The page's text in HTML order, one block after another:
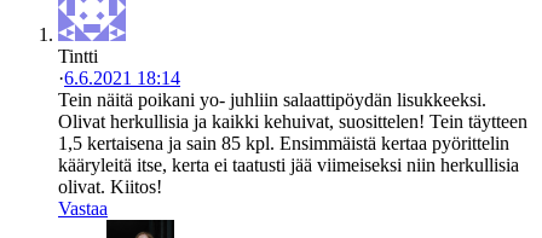
Tintti
·6.6.2021 18:14
Tein näitä poikani yo- juhliin salaattipöydän lisukkeeksi.
Olivat herkullisia ja kaikki kehuivat, suosittelen! Tein täytteen
1,5 kertaisena ja sain 85 kpl. Ensimmäistä kertaa pyörittelin
kääryleitä itse, kerta ei taatusti jää viimeiseksi niin herkullisia
olivat. Kiitos!
Vastaa